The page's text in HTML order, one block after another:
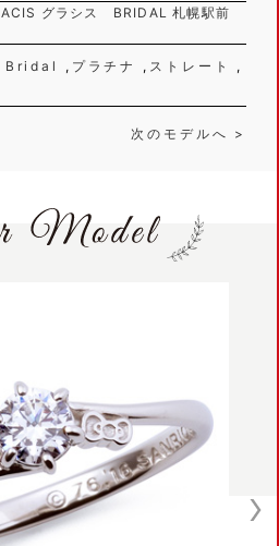
グラシス BRIDAL 札幌駅前
プラチナ
ストレート
次のモデルへ >